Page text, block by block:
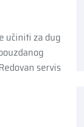
učiniti za dug
servis